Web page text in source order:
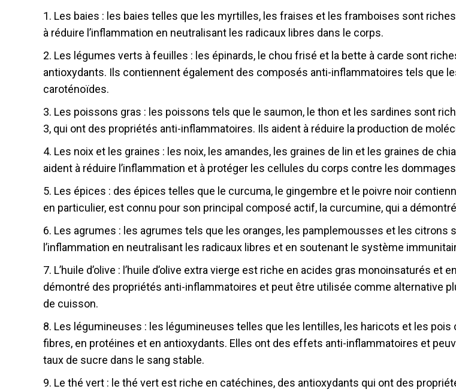
1. Les baies : les baies telles que les myrti lles, les fraises et les framboises sont
à réduire l’inflammation en neutralisant les radicaux libres dans le corps.
2. Les légumes verts à feuilles : les épinards, le chou frisé et la bette à carde sont
antioxydants. Ils contiennent également des composés anti-inflammatoires tels que
caroténoïdes.
3. Les poissons gras : les poissons tels que le saumon, le thon et les sardines sont
3, qui ont des propriétés anti-inflammatoires. Ils aident à réduire la production de
4. Les noix et les graines : les noix, les amandes, les graines de lin et les graines de
aident à réduire l’inflammation et à protéger les cellules du corps contre les
5. Les épices : des épices telles que le curcuma, le gingembre et le poivre noir
en particulier, est connu pour son principal composé actif, la curcumine, qui a
6. Les agrumes : les agrumes tels que les oranges, les pamplemousses et les citrons
l’inflammation en neutralisant les radicaux libres et en soutenant le système
7. L’huile d’olive : l’huile d’olive extra vierge est riche en acides gras monoinsaturés et
démontré des propriétés anti-inflammatoires et peut être utilisée comme alternative
de cuisson.
8. Les légumineuses : les légumineuses telles que les lentilles, les haricots et les
fibres, en protéines et en antioxydants. Elles ont des effets anti-inflammatoires et
taux de sucre dans le sang stable.
9. Le thé vert : le thé vert est riche en catéchines, des antioxydants qui ont des